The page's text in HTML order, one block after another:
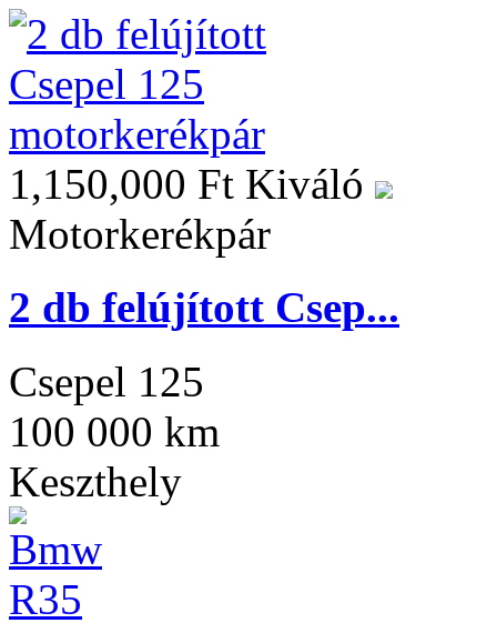
1,150,000 Ft Kiváló
Motorkerékpár
2 db felújított Csep...
Csepel 125
100 000 km
Keszthely